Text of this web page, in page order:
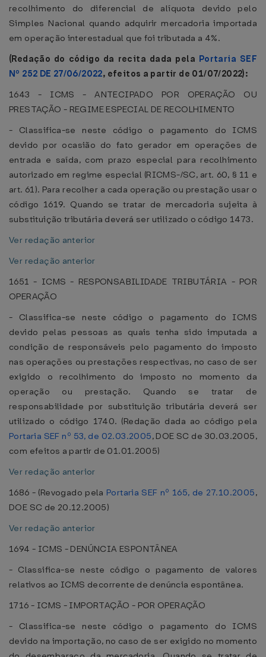
recolhimento do diferencial de alíquota devido pelo
Simples Nacional quando adquirir mercadoria importada
em operação interestadual que foi tributada a 4%.
(Redação do código da recita dada pela Portaria SEF
Nº 252 DE 27/06/2022, efeitos a partir de 01/07/2022):
1643 - ICMS - ANTECIPADO POR OPERAÇÃO OU
PRESTAÇÃO - REGIME ESPECIAL DE RECOLHIMENTO
- Classifica-se neste código o pagamento do ICMS
devido por ocasião do fato gerador em operações de
entrada e saída, com prazo especial para recolhimento
autorizado em regime especial (RICMS-/SC, art. 60, § 11 e
art. 61). Para recolher a cada operação ou prestação usar o
código 1619. Quando se tratar de mercadoria sujeita à
substituição tributária deverá ser utilizado o código 1473.
Ver redação anterior
Ver redação anterior
1651 - ICMS - RESPONSABILIDADE TRIBUTÁRIA - POR
OPERAÇÃO
- Classifica-se neste código o pagamento do ICMS
devido pelas pessoas as quais tenha sido imputada a
condição de responsáveis pelo pagamento do imposto
nas operações ou prestações respectivas, no caso de ser
exigido o recolhimento do imposto no momento da
operação ou prestação. Quando se tratar de
responsabilidade por substituição tributária deverá ser
utilizado o código 1740. (Redação dada ao código pela
Portaria SEF nº 53, de 02.03.2005, DOE SC de 30.03.2005,
com efeitos a partir de 01.01.2005)
Ver redação anterior
1686 - (Revogado pela Portaria SEF nº 165, de 27.10.2005,
DOE SC de 20.12.2005)
Ver redação anterior
1694 - ICMS - DENÚNCIA ESPONTÂNEA
- Classifica-se neste código o pagamento de valores
relativos ao ICMS decorrente de denúncia espontânea.
1716 - ICMS - IMPORTAÇÃO - POR OPERAÇÃO
- Classifica-se neste código o pagamento do ICMS
devido na importação, no caso de ser exigido no momento